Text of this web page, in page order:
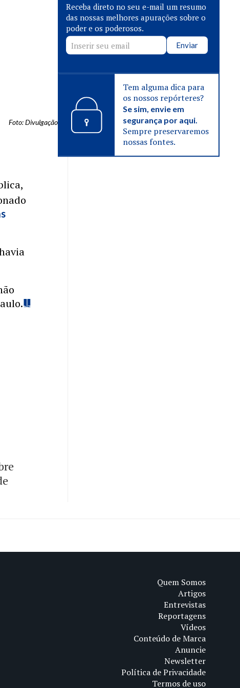
Foto: Divulgação
Receba direto no seu e-mail um resumo
das nossas melhores apurações sobre o
poder e os poderosos.
Enviar
Tem alguma dica para
os nossos repórteres?
Se sim, envie em
segurança por aqui.
Sempre preservaremos
nossas fontes.
Quem Somos
Artigos
Entrevistas
Reportagens
Vídeos
Conteúdo de Marca
Anuncie
Newsletter
Política de Privacidade
Termos de uso